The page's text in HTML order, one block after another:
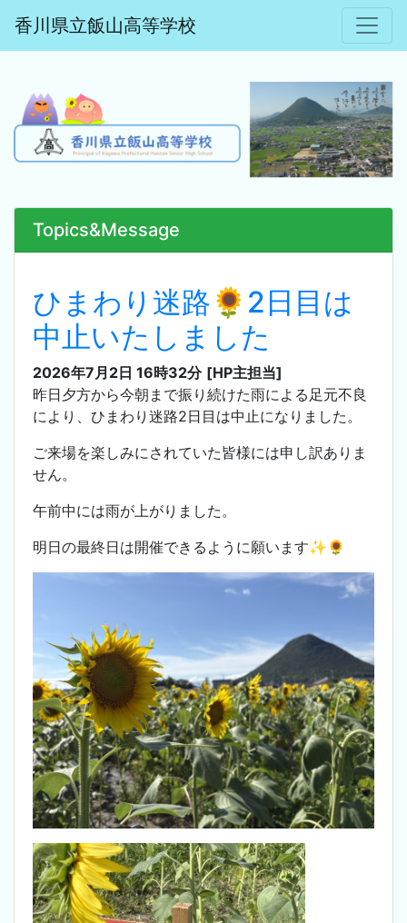
香川県立飯山高等学校
Topics&Message
ひまわり迷路🌻2日目は
中止いたしました
2026年7月2日 16時32分 [HP主担当]
昨日夕方から今朝まで振り続けた雨による足元不良
により、ひまわり迷路2日目は中止になりました。
ご来場を楽しみにされていた皆様には申し訳ありま
せん。
午前中には雨が上がりました。
明日の最終日は開催できるように願います✨️🌻